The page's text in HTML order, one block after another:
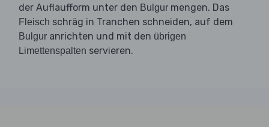
der Auflaufform unter den Bulgur mengen. Das
Fleisch schräg in Tranchen schneiden, auf dem
Bulgur anrichten und mit den übrigen
Limettenspalten servieren.